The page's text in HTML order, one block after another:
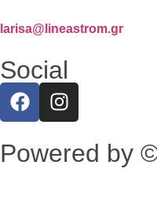
larisa@lineastrom.gr
Social
Powered by